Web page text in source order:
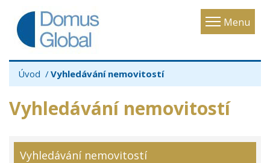
Menu
Toggle
Úvod Vyhledávání nemovitostí
Vyhledávání nemovitostí
Vyhledávání nemovitostí